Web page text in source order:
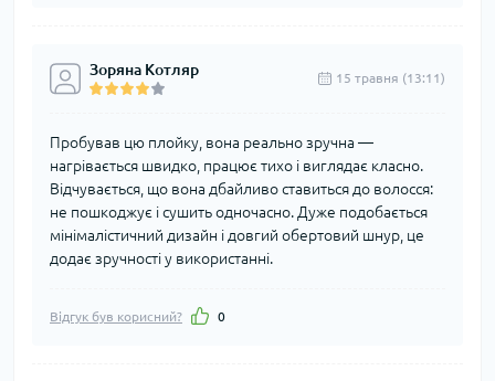
Зоряна Котляр 15 травня (13:11)
Пробував цю плойку, вона реально зручна —
нагрівається швидко, працює тихо і виглядає класно.
Відчувається, що вона дбайливо ставиться до волосся:
не пошкоджує і сушить одночасно. Дуже подобається
мінімалістичний дизайн і довгий обертовий шнур, це
додає зручності у використанні.
Відгук був корисний? 0